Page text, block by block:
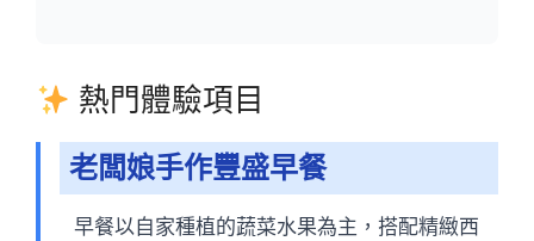
熱門體驗項目
老闆娘手作豐盛早餐
早餐以自家種植的蔬菜水果為主，搭配精緻西